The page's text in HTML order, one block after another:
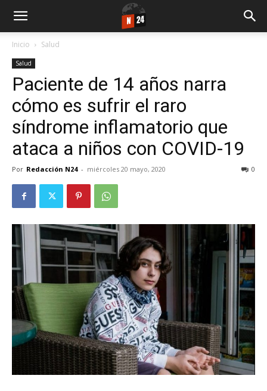
Inicio Salud
Salud
Paciente de 14 años narra
cómo es sufrir el raro
síndrome inflamatorio que
ataca a niños con COVID-19
Por Redacción N24 - miércoles 20 mayo, 2020 0